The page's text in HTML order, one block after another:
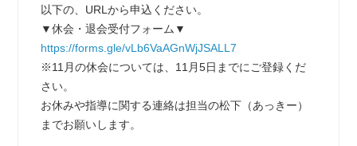
以下の、URLから申込ください。
▼休会・退会受付フォーム▼
https://forms.gle/vLb6VaAGnWjJSALL7
※11月の休会については、11月5日までにご登録くだ
さい。
お休みや指導に関する連絡は担当の松下（あっきー）
までお願いします。